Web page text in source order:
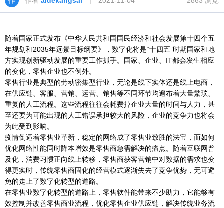
随着国家正式发布《中华人民共和国国民经济和社会发展第十四个五
年规划和2035年远景目标纲要》，数字化将是“十四五”时期国家和地
方实现创新驱动发展的重要工作抓手。国家、企业、IT都会发生相应
的变化，零售企业也不例外。
零售行业是典型的劳动密集型行业，无论是线下实体还是线上电商，
在供应链、客服、营销、运营、销售等不同环节均遍布着大量繁琐、
重复的人工流程。这些流程往往会耗费掉企业大量的时间与人力，甚
至还要为可能出现的人工错误承担较大的风险，企业的竞争力也将会
为此受到影响。
疫情倒逼着零售业革新，稳定的网络成了零售业致胜的法宝，而如何
优化网络性能同时降本增效是零售商急需解决的痛点。随着互联网普
及化，消费习惯正向线上转移，零售商获客营销中对数据的需求也变
得更实时，传统零售商固化的经营模式逐渐失去了竞争优势，无可避
免的走上了数字化转型的道路。
在零售业数字化转型的道路上，零售软件能带来不少助力，它能够有
效控制并改善零售商业流程，优化零售企业供应链，解决传统业务流